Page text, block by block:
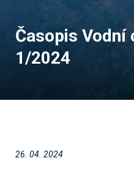
Časopis Vodní
1/2024
26. 04. 2024